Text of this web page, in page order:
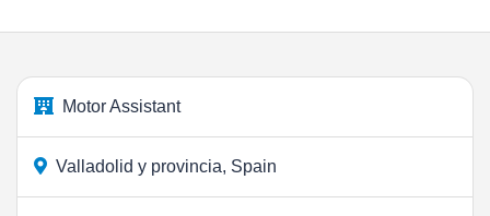
Motor Assistant
Valladolid y provincia, Spain